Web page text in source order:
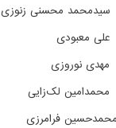
محسنی زنوزی
نوروزی
لک‌زایی
فرامرزی